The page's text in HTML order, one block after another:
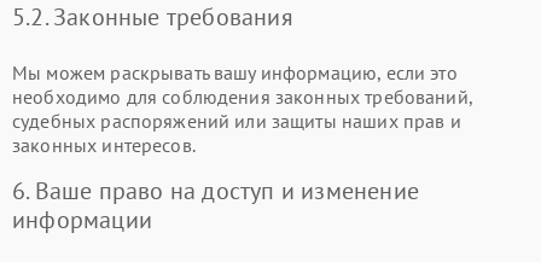
5.2. Законные требования
Мы можем раскрывать вашу информацию, если это
необходимо для соблюдения законных требований,
судебных распоряжений или защиты наших прав и
законных интересов.
6. Ваше право на доступ и изменение
информации